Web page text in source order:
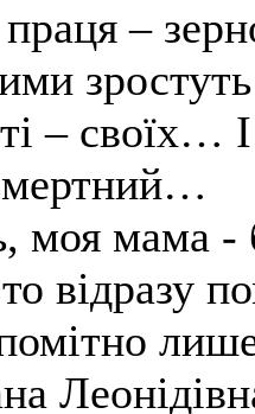
–
– своїх…
моя мама -
відразу